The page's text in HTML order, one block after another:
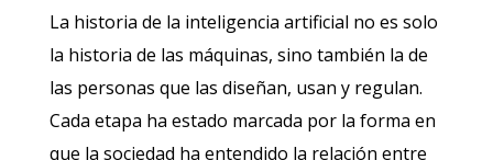
La historia de la inteligencia artificial no es solo
la historia de las máquinas, sino también la de
las personas que las diseñan, usan y regulan.
Cada etapa ha estado marcada por la forma en
que la sociedad ha entendido la relación entre